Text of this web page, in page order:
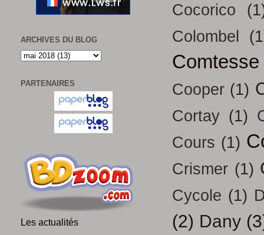
Cocorico
Colombel
Cooper (1)
Cortay (1)
Cours (1)
Crismer (1)
Cycole (1)
(2) Dany
ARCHIVES DU BLOG
PARTENAIRES
Les actualités